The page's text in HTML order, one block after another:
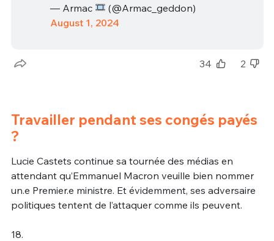
— Armac
(@Armac_geddon)
August 1, 2024
34 2
Travailler pendant ses congés payés
?
Lucie Castets continue sa tournée des médias en
attendant qu’Emmanuel Macron veuille bien nommer
un.e Premier.e ministre. Et évidemment, ses adversaire
politiques tentent de l’attaquer comme ils peuvent.
18.